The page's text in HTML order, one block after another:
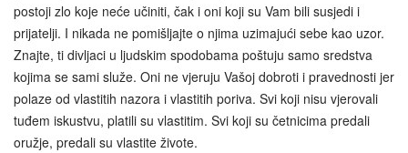
postoji zlo koje neće učiniti, čak i oni koji su Vam bili susjedi i
prijatelji. I nikada ne pomišljajte o njima uzimajući sebe kao uzor.
Znajte, ti divljaci u ljudskim spodobama poštuju samo sredstva
kojima se sami služe. Oni ne vjeruju Vašoj dobroti i pravednosti jer
polaze od vlastitih nazora i vlastitih poriva. Svi koji nisu vjerovali
tuđem iskustvu, platili su vlastitim. Svi koji su četnicima predali
oružje, predali su vlastite živote.